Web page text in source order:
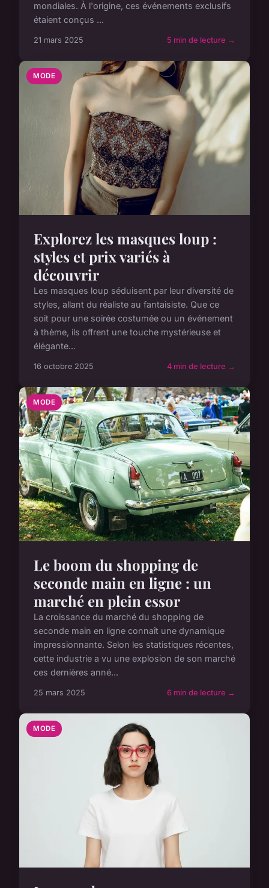
mondiales. À l'origine, ces événements exclusifs
étaient conçus ...
21 mars 2025 5 min de lecture →
MODE
Explorez les masques loup :
styles et prix variés à
découvrir
Les masques loup séduisent par leur diversité de
styles, allant du réaliste au fantaisiste. Que ce
soit pour une soirée costumée ou un événement
à thème, ils offrent une touche mystérieuse et
élégante...
16 octobre 2025 4 min de lecture →
MODE
Le boom du shopping de
seconde main en ligne : un
marché en plein essor
La croissance du marché du shopping de
seconde main en ligne connaît une dynamique
impressionnante. Selon les statistiques récentes,
cette industrie a vu une explosion de son marché
ces dernières anné...
25 mars 2025 6 min de lecture →
MODE